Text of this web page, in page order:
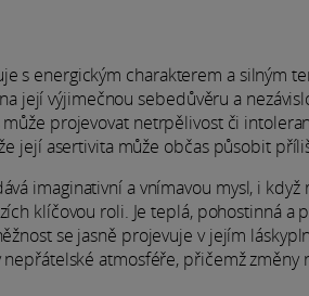
s energickým charakterem a silným
její výjimečnou sebedůvěru a
projevovat netrpělivost či
její asertivita může občas působit
imaginativní a vnímavou mysl, i když
klíčovou roli. Je teplá, pohostinná a
se jasně projevuje v jejím
atmosféře, přičemž změny